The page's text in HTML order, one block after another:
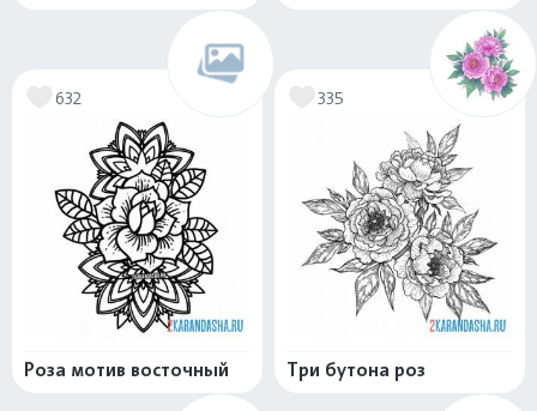
632
Роза мотив восточный
335
Три бутона роз